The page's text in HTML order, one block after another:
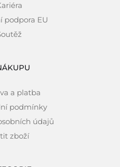
podpora EU
a platba
podmínky
údajů
zboží